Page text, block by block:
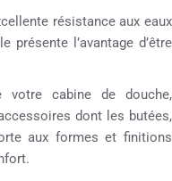
résistance aux eaux
l’avantage d’être
cabine de douche,
dont les butées,
aux formes et finitions